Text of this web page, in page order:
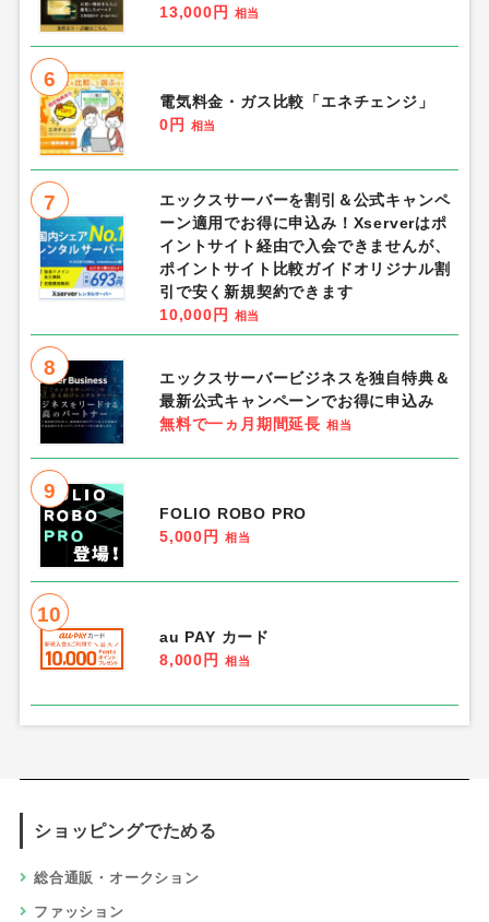
13,000円
相当
6
電気料金・ガス比較「エネチェンジ」
0円
相当
7
エックスサーバーを割引＆公式キャンペ
ーン適用でお得に申込み！Xserverはポ
イントサイト経由で入会できませんが、
ポイントサイト比較ガイドオリジナル割
引で安く新規契約できます
10,000円
相当
8
エックスサーバービジネスを独自特典＆
最新公式キャンペーンでお得に申込み
無料で一ヵ月期間延長 相当
9
FOLIO ROBO PRO
5,000円
相当
10
au PAY カード
8,000円
相当
ショッピングでためる
総合通販・オークション
ファッション